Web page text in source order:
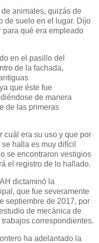
animales, quizás de
de suelo en el lugar. Dijo
qué era empleado
en el pasillo del
de la fachada,
que éste fue
de manera
de las primeras
cuál era su uso y que por
halla es muy difícil
se encontraron vestigios
el registro de lo hallado.
dictaminó la
que fue severamente
septiembre de 2017, por
de mecánica de
correspondientes.
ha adelantado la